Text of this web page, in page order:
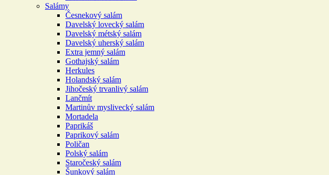
Salámy
Česnekový salám
Davelský lovecký salám
Davelský métský salám
Davelský uherský salám
Extra jemný salám
Gothajský salám
Herkules
Holandský salám
Jihočeský trvanlivý salám
Lančmít
Martinův myslivecký salám
Mortadela
Paprikáš
Paprikový salám
Poličan
Polský salám
Staročeský salám
Šunkový salám